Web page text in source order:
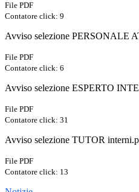
File PDF
Contatore click: 9
Avviso selezione PERSONALE
File PDF
Contatore click: 6
Avviso selezione ESPERTO
File PDF
Contatore click: 31
Avviso selezione TUTOR
File PDF
Contatore click: 13